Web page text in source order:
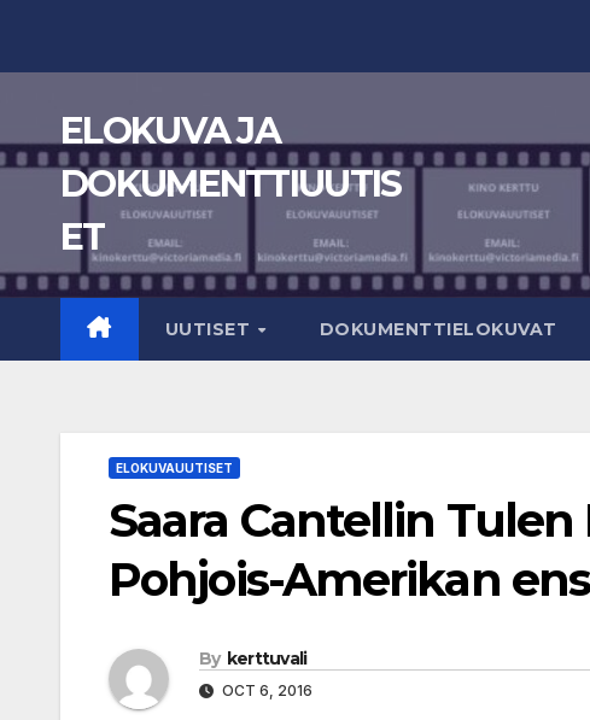
ELOKUVA JA
DOKUMENTTIUUTIS
ET
UUTISET DOKUMENTTIELOKUVAT
ELOKUVAUUTISET
Saara Cantellin Tulen
Pohjois-Amerikan
By kerttuvali
OCT 6, 2016